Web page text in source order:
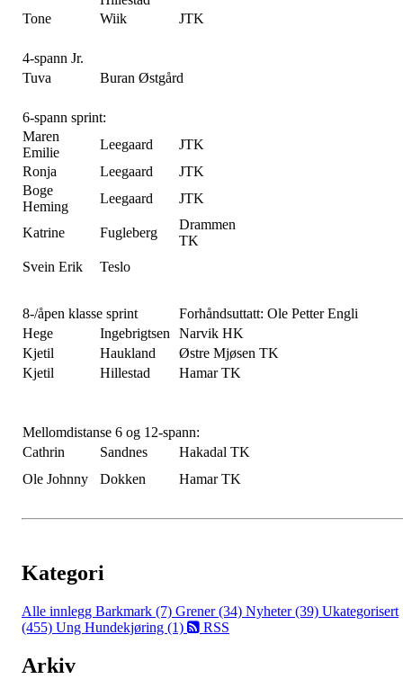
Tone
Wiik JTK
4-spann Jr.
Tuva
Buran Østgård
6-spann sprint:
Maren
Emilie
Leegaard
JTK
Ronja
Leegaard
JTK
Boge
Heming
Leegaard JTK
Katrine Fugleberg
Drammen
TK
Svein Erik
Teslo
8-/åpen klasse sprint
Forhåndsuttatt: Ole Petter Engli
Hege
Ingebrigtsen
Narvik HK
Kjetil
Haukland
Østre Mjøsen TK
Kjetil
Hillestad Hamar TK
Mellomdistanse 6 og 12-spann:
Cathrin
Sandnes
Hakadal TK
Ole Johnny
Dokken Hamar TK
Kategori
Alle innlegg Barkmark (7) Grener (34) Nyheter (39) Ukategorisert
(455) Ung Hundekjøring (1) RSS
Arkiv